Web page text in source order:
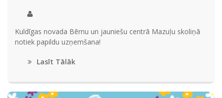
Kuldīgas novada Bērnu un jauniešu centrā Mazuļu skoliņā
notiek papildu uzņemšana!
Lasīt Tālāk